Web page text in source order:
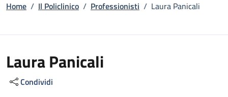
Home / Il Policlinico / Professionisti / Laura Panicali
Laura Panicali
Condividi